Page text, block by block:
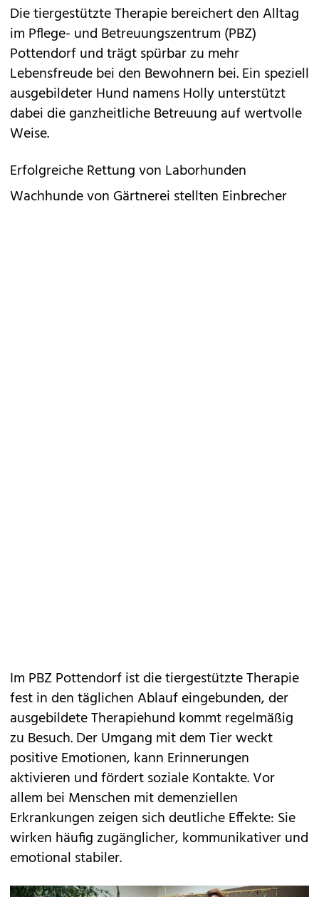
Die tiergestützte Therapie bereichert den Alltag
im Pflege- und Betreuungszentrum (PBZ)
Pottendorf und trägt spürbar zu mehr
Lebensfreude bei den Bewohnern bei. Ein speziell
ausgebildeter Hund namens Holly unterstützt
dabei die ganzheitliche Betreuung auf wertvolle
Weise.
Erfolgreiche Rettung von Laborhunden
Wachhunde von Gärtnerei stellten Einbrecher
Im PBZ Pottendorf ist die tiergestützte Therapie
fest in den täglichen Ablauf eingebunden, der
ausgebildete Therapiehund kommt regelmäßig
zu Besuch. Der Umgang mit dem Tier weckt
positive Emotionen, kann Erinnerungen
aktivieren und fördert soziale Kontakte. Vor
allem bei Menschen mit demenziellen
Erkrankungen zeigen sich deutliche Effekte: Sie
wirken häufig zugänglicher, kommunikativer und
emotional stabiler.